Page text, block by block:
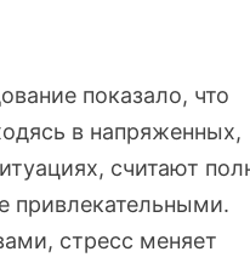
показало, что
в напряженных,
считают
привлекательными.
стресс меняет